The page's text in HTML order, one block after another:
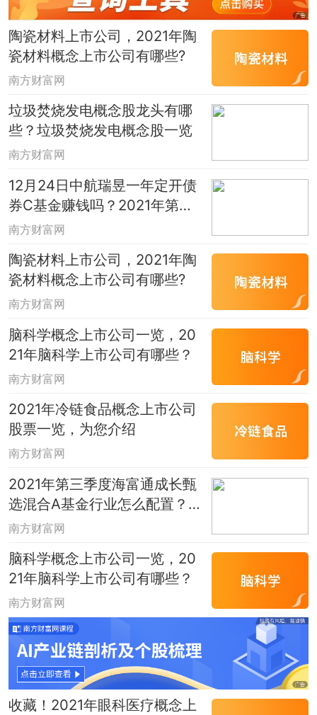
筑的其他业务。
5、中国交建（601800）：
12月27日消息，中国交建5日内股价下跌
2.36%，最新报8.47元，成交量53.39万
手，总市值为1369.24亿元。
国内公路交通基础设施建设龙头公司，是
世界最大的港口、公路和桥梁的设计与建
本文选取数据仅作为参考，并不能全面、
成投资建议，据此操作，风险自担。
陶瓷材料上市公司，2021年陶
瓷材料概念上市公司有哪些?
南方财富网
垃圾焚烧发电概念股龙头有哪
些？垃圾焚烧发电概念股一览
南方财富网
12月24日中航瑞昱一年定开债
券C基金赚钱吗？2021年第二
季度基金有哪些财务收入？
南方财富网
陶瓷材料上市公司，2021年陶
瓷材料概念上市公司有哪些?
南方财富网
脑科学概念上市公司一览，20
21年脑科学上市公司有哪些？
南方财富网
2021年冷链食品概念上市公司
股票一览，为您介绍
南方财富网
2021年第三季度海富通成长甄
选混合A基金行业怎么配置？它
的基金公司怎么样？
南方财富网
脑科学概念上市公司一览，20
21年脑科学上市公司有哪些？
南方财富网
收藏！2021年眼科医疗概念上